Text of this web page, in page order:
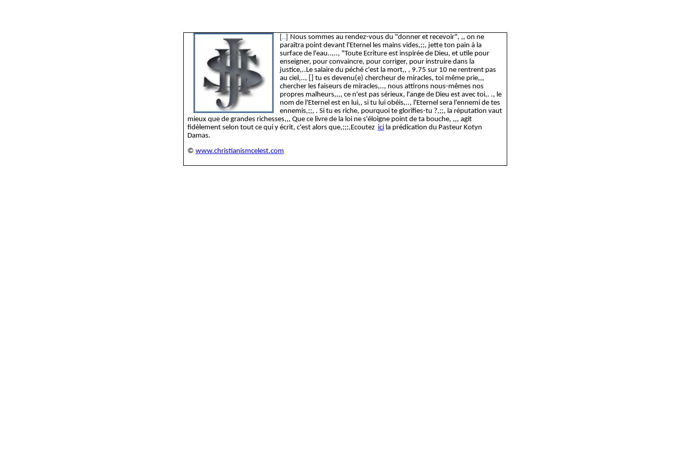
[..] Nous sommes au rendez-vous du "donner et recevoir", ,, on ne
paraîtra point devant l'Eternel les mains vides,;;, jette ton pain à la
surface de l'eau..,.., "Toute Ecriture est inspirée de Dieu, et utile pour
enseigner, pour convaincre, pour corriger, pour instruire dans la
justice,..Le salaire du péché c'est la mort,, , 9.75 sur 10 ne rentrent pas
au ciel,.., [] tu es devenu(e) chercheur de miracles, toi même prie,,,
chercher les faiseurs de miracles,.., nous attirons nous-mêmes nos
propres malheurs,,,, ce n'est pas sérieux, l'ange de Dieu est avec toi,. ., le
nom de l'Eternel est en lui,, si tu lui obéis,.., l'Eternel sera l'ennemi de tes
ennemis,;;, . Si tu es riche, pourquoi te glorifies-tu ?,;;, la réputation vaut
mieux que de grandes richesses,,, Que ce livre de la loi ne s'éloigne point de ta bouche, ,,, agit
fidèlement selon tout ce qui y écrit, c'est alors que,;;;,Ecoutez icila prédication du Pasteur Kotyn
Damas.
© www.christianismcelest.com